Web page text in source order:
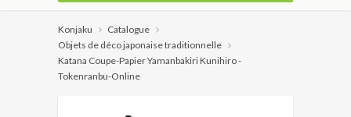
Konjaku
Catalogue
Objets de déco japonaise traditionnelle
Katana Coupe-Papier Yamanbakiri Kunihiro -
Tokenranbu-Online